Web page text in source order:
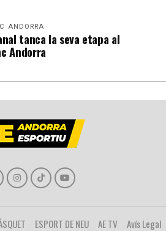
ANDORRA
tanca la seva etapa al
Andorra
ESPORT DE NEU AE TV Avís Legal